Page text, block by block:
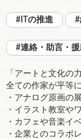
#ITの推進 #
#連絡・助言・
「アートと文化の
全ての作家が平等
・アナログ原画の
・イラスト教室や
・カフェや音楽イ
・企業とのコラボ